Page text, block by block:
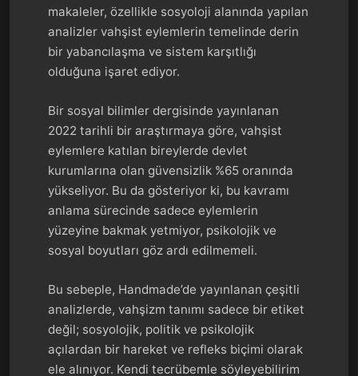
makaleler, özellikle sosyoloji alanında yapılan
analizler vahşist eylemlerin temelinde derin
bir yabancılaşma ve sistem karşıtlığı
olduğuna işaret ediyor.
Bir sosyal bilimler dergisinde yayınlanan
2022 tarihli bir araştırmaya göre, vahşist
eylemlere katılan bireylerde devlet
kurumlarına olan güvensizlik %65 oranında
yükseliyor. Bu da gösteriyor ki, bu kavramı
anlama sürecinde sadece eylemlerin
yüzeyine bakmak yetmiyor, psikolojik ve
sosyal boyutları göz ardı edilmemeli.
Bu sebeple, Handmade’de yayınlanan çeşitli
analizlerde, vahşizm tanımı sadece bir etiket
değil; sosyolojik, politik ve psikolojik
açılardan bir hareket ve refleks biçimi olarak
ele alınıyor. Kendi tecrübemle söyleyebilirim